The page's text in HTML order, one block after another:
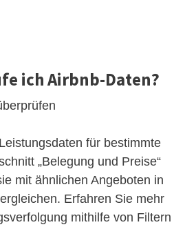
ich Airbnb-Daten?
für bestimmte
„Belegung und Preise“
mit ähnlichen Angeboten in
Erfahren Sie mehr
mithilfe von Filtern